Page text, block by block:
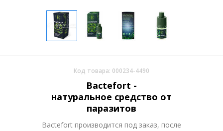
Код товара: 000234-4490
Bactefort -
натуральное средство от
паразитов
Bactefort производится под заказ, после